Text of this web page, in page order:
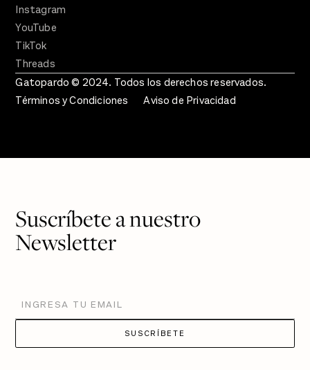
Instagram
YouTube
TikTok
Threads
Gatopardo © 2024. Todos los derechos reservados.
Términos y Condiciones
Aviso de Privacidad
Suscríbete a nuestro
Newsletter